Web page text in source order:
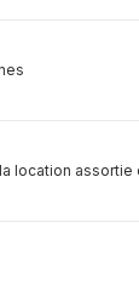
location